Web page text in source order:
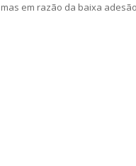
mas em razão da baixa